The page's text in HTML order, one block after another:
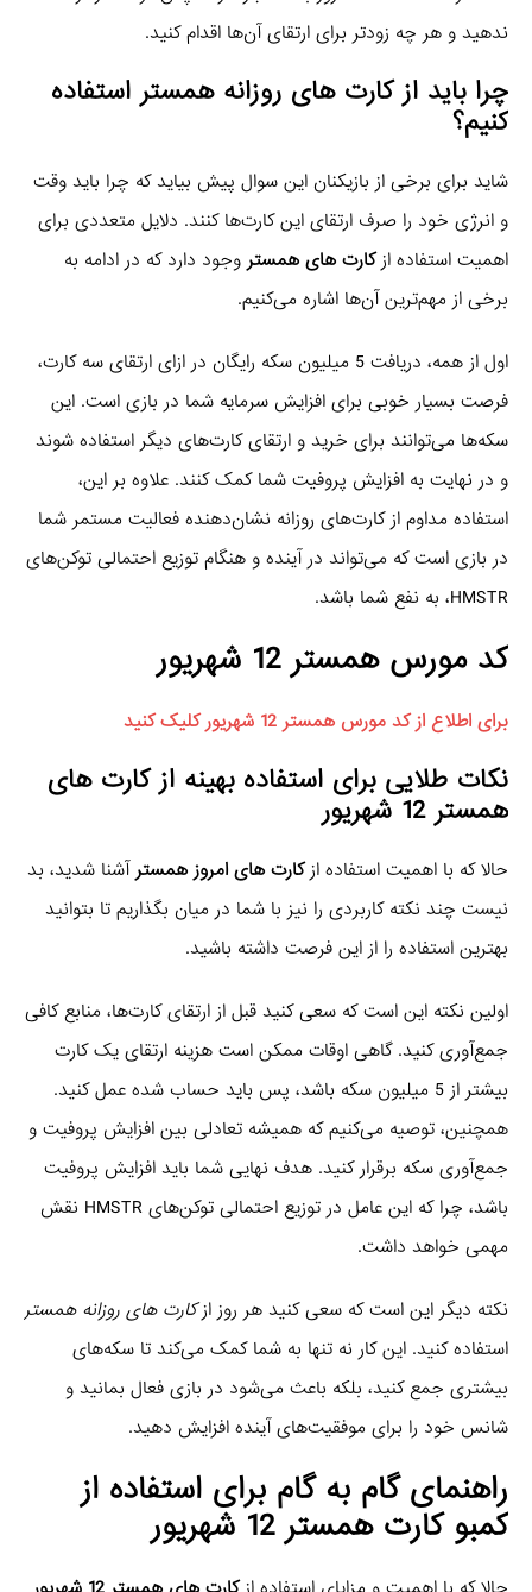
ندهید و هر چه زودتر برای ارتقای آن‌ها اقدام کنید.
چرا باید از کارت های روزانه همستر استفاده
کنیم؟
شاید برای برخی از بازیکنان این سوال پیش بیاید که چرا باید وقت
و انرژی خود را صرف ارتقای این کارت‌ها کنند. دلایل متعددی برای
اهمیت استفاده ازکارت های همستر وجود دارد که در ادامه به
برخی از مهم‌ترین آن‌ها اشاره می‌کنیم.
اول از همه، دریافت 5 میلیون سکه رایگان در ازای ارتقای سه کارت،
فرصت بسیار خوبی برای افزایش سرمایه شما در بازی است. این
سکه‌ها می‌توانند برای خرید و ارتقای کارت‌های دیگر استفاده شوند
و در نهایت به افزایش پروفیت شما کمک کنند. علاوه بر این،
استفاده مداوم از کارت‌های روزانه نشان‌دهنده فعالیت مستمر شما
در بازی است که می‌تواند در آینده و هنگام توزیع احتمالی توکن‌های
HMSTR، به نفع شما باشد.
کد مورس همستر 12 شهریور
برای اطلاع از کد مورس همستر 12 شهریور کلیک کنید
نکات طلایی برای استفاده بهینه از کارت های
همستر 12 شهریور
حالا که با اهمیت استفاده ازکارت های امروز همسترآشنا شدید، بد
نیست چند نکته کاربردی را نیز با شما در میان بگذاریم تا بتوانید
بهترین استفاده را از این فرصت داشته باشید.
اولین نکته این است که سعی کنید قبل از ارتقای کارت‌ها، منابع کافی
جمع‌آوری کنید. گاهی اوقات ممکن است هزینه ارتقای یک کارت
بیشتر از 5 میلیون سکه باشد، پس باید حساب شده عمل کنید.
همچنین، توصیه می‌کنیم که همیشه تعادلی بین افزایش پروفیت و
جمع‌آوری سکه برقرار کنید. هدف نهایی شما باید افزایش پروفیت
باشد، چرا که این عامل در توزیع احتمالی توکن‌های HMSTR نقش
مهمی خواهد داشت.
نکته دیگر این است که سعی کنید هر روز ازکارت های روزانه همستر
استفاده کنید. این کار نه تنها به شما کمک می‌کند تا سکه‌های
بیشتری جمع کنید، بلکه باعث می‌شود در بازی فعال بمانید و
شانس خود را برای موفقیت‌های آینده افزایش دهید.
راهنمای گام به گام برای استفاده از
کمبو کارت همستر 12 شهریور